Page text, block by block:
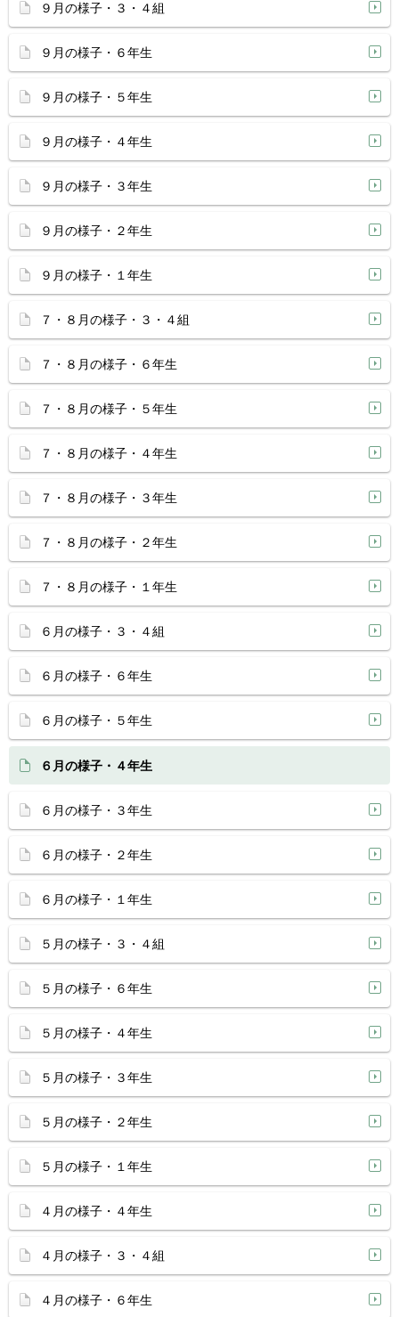
９月の様子・３・４組
９月の様子・６年生
９月の様子・５年生
９月の様子・４年生
９月の様子・３年生
９月の様子・２年生
９月の様子・１年生
７・８月の様子・３・４組
７・８月の様子・６年生
７・８月の様子・５年生
７・８月の様子・４年生
７・８月の様子・３年生
７・８月の様子・２年生
７・８月の様子・１年生
６月の様子・３・４組
６月の様子・６年生
６月の様子・５年生
６月の様子・４年生
６月の様子・３年生
６月の様子・２年生
６月の様子・１年生
５月の様子・３・４組
５月の様子・６年生
５月の様子・４年生
５月の様子・３年生
５月の様子・２年生
５月の様子・１年生
４月の様子・４年生
４月の様子・３・４組
４月の様子・６年生